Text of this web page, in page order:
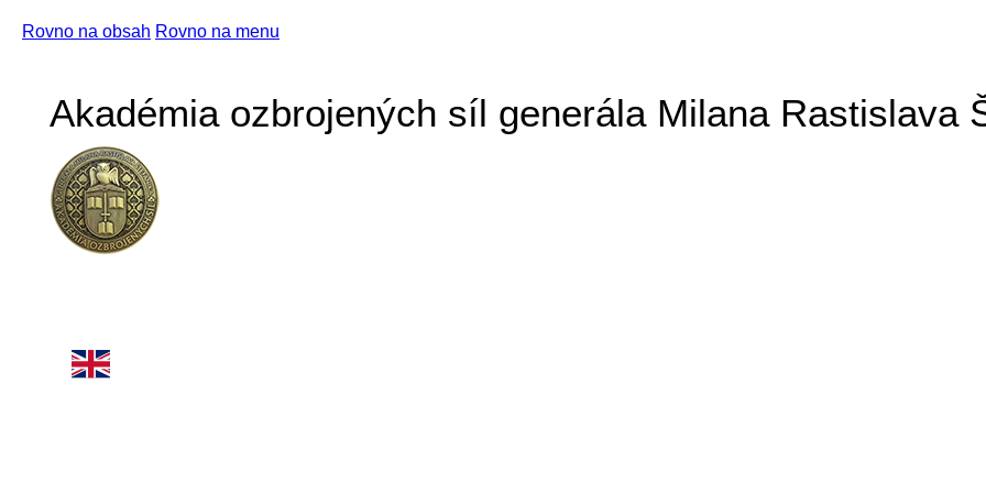
Rovno na obsah Rovno na menu
Akadémia ozbrojených síl generála Milana Rastislava